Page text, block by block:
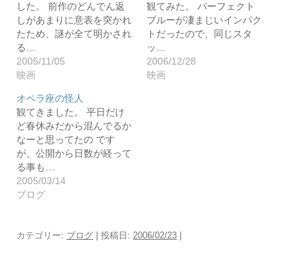
した。 前作のどんでん返
しがあまりに意表を突かれ
たため、謎が全て明かされ
る…
2005/11/05
映画
観てみた。 パーフェクト
ブルーが凄まじいインパク
トだったので、同じスタ
ッ…
2006/12/28
映画
オペラ座の怪人
観てきました。 平日だけ
ど春休みだから混んでるか
なーと思ってたの です
が、公開から日数が経って
る事も…
2005/03/14
ブログ
カテゴリー: ブログ | 投稿日: 2006/02/23